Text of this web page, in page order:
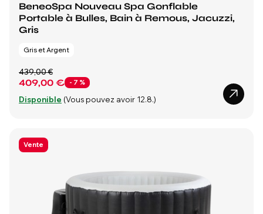
BeneoSpa Nouveau Spa Gonflable
Portable à Bulles, Bain à Remous, Jacuzzi,
Gris
Gris et Argent
409,00 € - 7 %
439,00 €
Disponible (Vous pouvez avoir 12.8.)
Vente